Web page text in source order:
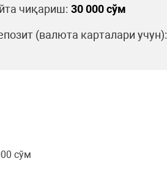
чиқариш: 30 000 сўм
(валюта карталари учун):
сўм